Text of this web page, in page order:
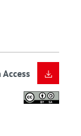
Access